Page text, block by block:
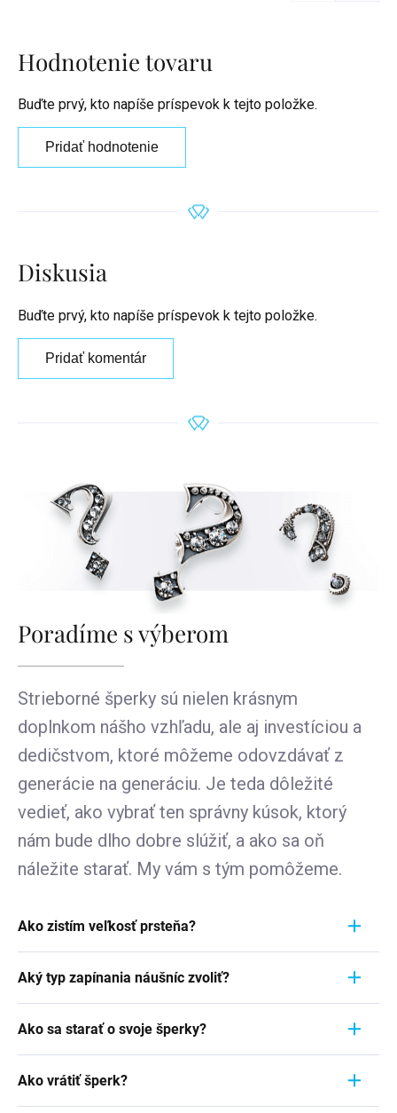
Hodnotenie tovaru
Buďte prvý, kto napíše príspevok k tejto položke.
Pridať hodnotenie
Diskusia
Buďte prvý, kto napíše príspevok k tejto položke.
Pridať komentár
Poradíme s výberom
Strieborné šperky sú nielen krásnym
doplnkom nášho vzhľadu, ale aj investíciou a
dedičstvom, ktoré môžeme odovzdávať z
generácie na generáciu. Je teda dôležité
vedieť, ako vybrať ten správny kúsok, ktorý
nám bude dlho dobre slúžiť, a ako sa oň
náležite starať. My vám s tým pomôžeme.
Ako zistím veľkosť prsteňa?
Aby ste zistili jeho veľkosť, vezmite pravítko a
položte ho priamo na prstienok, ktorý momentálne
nosíte. Dôležité je zamerať sa na jeho VNÚTORNÝ
znamená to, že vaša veľkosť prstienka je 7.
Aký typ zapínania náušníc zvoliť?
pohodlie, bezpečnosť a štýl náušníc. Strieborné
náušnice zvyčajne majú klasické háčiky, ktoré sú
jednoduché a pohodlné. Náušnice s pevným
Ako sa starať o svoje šperky?
vkusu, ale často aj symbolom významnej životnej
udalosti. Či už sa jedná o náušnice zdedené po
Ako vrátiť šperk?